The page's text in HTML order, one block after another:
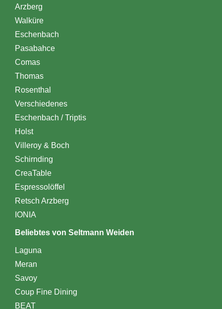
Arzberg
Walküre
Eschenbach
Pasabahce
Comas
Thomas
Rosenthal
Verschiedenes
Eschenbach / Triptis
Holst
Villeroy & Boch
Schirnding
CreaTable
Espressolöffel
Retsch Arzberg
IONIA
Beliebtes von Seltmann Weiden
Laguna
Meran
Savoy
Coup Fine Dining
BEAT